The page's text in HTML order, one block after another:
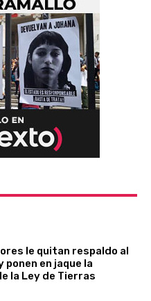
le quitan respaldo al
ponen en jaque la
la Ley de Tierras